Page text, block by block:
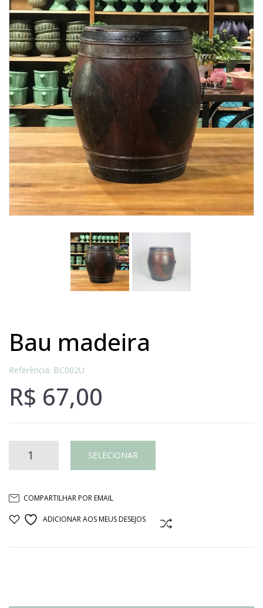
Lost Password
Cadastrar Conta
bau madeira
Referência: BC002U
R$ 67,00
quantidade
SELECIONAR
COMPARTILHAR POR EMAIL
ADICIONAR AOS MEUS DESEJOS